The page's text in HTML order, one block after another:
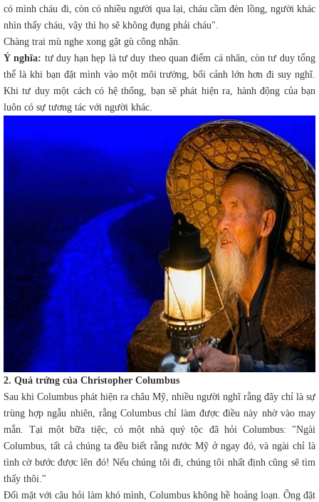
NAI
TÀU
có mình cháu đi, còn có nhiều người qua lại, cháu cầm đèn lồng, người khác
nhìn thấy cháu, vậy thì họ sẽ không đụng phải cháu".
Chàng trai mù nghe xong gật gù công nhận.
Ý nghĩa: tư duy hạn hẹp là tư duy theo quan điểm cá nhân, còn tư duy tổng
thể là khi bạn đặt mình vào một môi trường, bối cảnh lớn hơn đi suy nghĩ.
Khi tư duy một cách có hệ thống, bạn sẽ phát hiện ra, hành động của bạn
luôn có sự tương tác với người khác.
2. Quả trứng của Christopher Columbus
Sau khi Columbus phát hiện ra châu Mỹ, nhiều người nghĩ rằng đây chỉ là sự
trùng hợp ngẫu nhiên, rằng Columbus chỉ làm được điều này nhờ vào may
mắn. Tại một bữa tiệc, có một nhà quý tộc đã hỏi Columbus: "Ngài
Columbus, tất cả chúng ta đều biết rằng nước Mỹ ở ngay đó, và ngài chỉ là
tình cờ bước được lên đó! Nếu chúng tôi đi, chúng tôi nhất định cũng sẽ tìm
thấy thôi."
Đối mặt với câu hỏi làm khó mình, Columbus không hề hoảng loạn. Ông đặt